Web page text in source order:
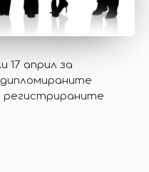
април за
регистрираните